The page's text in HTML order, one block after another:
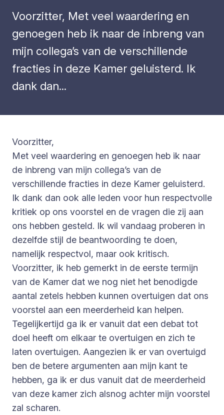
Voorzitter, Met veel waardering en
genoegen heb ik naar de inbreng van
mijn collega’s van de verschillende
fracties in deze Kamer geluisterd. Ik
dank dan...
Voorzitter,
Met veel waardering en genoegen heb ik naar
de inbreng van mijn collega’s van de
verschillende fracties in deze Kamer geluisterd.
Ik dank dan ook alle leden voor hun respectvolle
kritiek op ons voorstel en de vragen die zij aan
ons hebben gesteld. Ik wil vandaag proberen in
dezelfde stijl de beantwoording te doen,
namelijk respectvol, maar ook kritisch.
Voorzitter, ik heb gemerkt in de eerste termijn
van de Kamer dat we nog niet het benodigde
aantal zetels hebben kunnen overtuigen dat ons
voorstel aan een meerderheid kan helpen.
Tegelijkertijd ga ik er vanuit dat een debat tot
doel heeft om elkaar te overtuigen en zich te
laten overtuigen. Aangezien ik er van overtuigd
ben de betere argumenten aan mijn kant te
hebben, ga ik er dus vanuit dat de meerderheid
van deze kamer zich alsnog achter mijn voorstel
zal scharen.